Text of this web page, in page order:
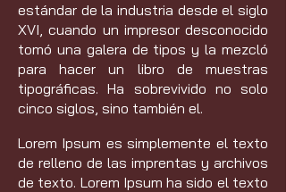
estándar de la industria desde el siglo
XVI, cuando un impresor desconocido
tomó una galera de tipos y la mezcló
para hacer un libro de muestras
tipográficas. Ha sobrevivido no solo
cinco siglos, sino también el.
Lorem Ipsum es simplemente el texto
de relleno de las imprentas y archivos
de texto. Lorem Ipsum ha sido el texto